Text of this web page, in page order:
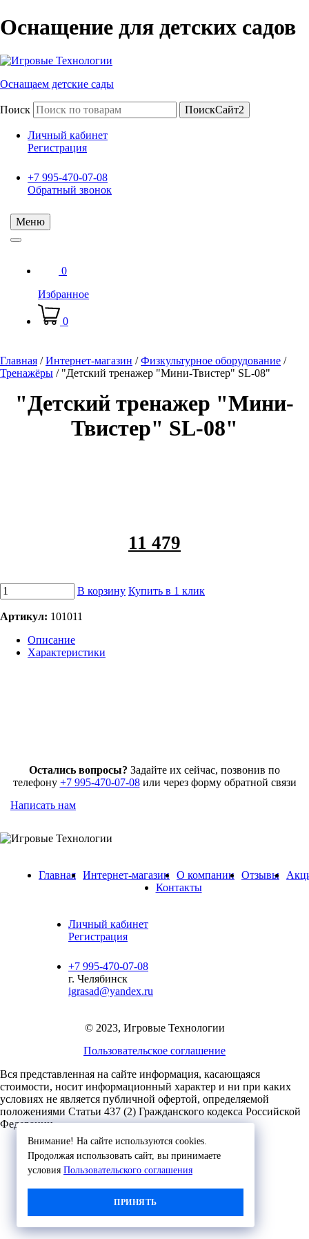
Оснащение для детских садов
Оснащаем детские сады
Поиск ПоискСайт2
Личный кабинет
Регистрация
+7 995-470-07-08
Обратный звонок
Меню
0
Избранное
0
Главная /Интернет-магазин /Физкультурное оборудование /
Тренажёры / "Детский тренажер "Мини-Твистер" SL-08"
"Детский тренажер "Мини-
Твистер" SL-08"
11 479
В корзину Купить в 1 клик
Артикул: 101011
Описание
Характеристики
Внимание! На сайте используются cookies.
Продолжая использовать сайт, вы принимаете
условия Пользовательского соглашения
ПРИНЯТЬ
Остались вопросы? Задайте их сейчас, позвонив по
телефону +7 995-470-07-08или через форму обратной связи
Написать нам
Главная Интернет-магазин О компании Отзывы
Контакты
Личный кабинет
Регистрация
+7 995-470-07-08
г. Челябинск
igrasad@yandex.ru
© 2023, Игровые Технологии
Пользовательское соглашение
Вся представленная на сайте информация, касающаяся
стоимости, носит информационный характер и ни при каких
условиях не является публичной офертой, определяемой
положениями Статьи 437 (2) Гражданского кодекса Российской
Федерации.